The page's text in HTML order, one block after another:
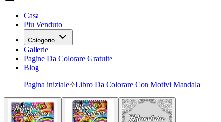
Casa
Piu Venduto
Categorie
Gallerie
Pagine Da Colorare Gratuite
Blog
Pagina iniziale✧Libro Da Colorare Con Motivi Mandala